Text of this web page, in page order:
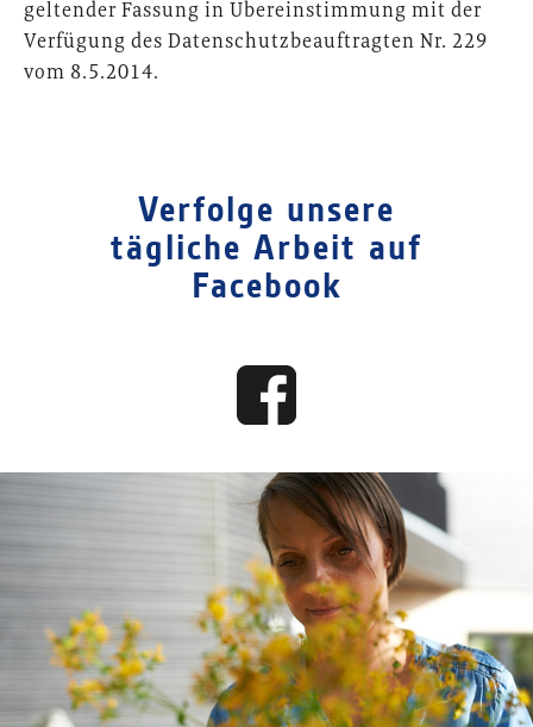
geltender Fassung in Übereinstimmung mit der
Verfügung des Datenschutzbeauftragten Nr. 229
vom 8.5.2014.
Verfolge unsere
tägliche Arbeit auf
Facebook